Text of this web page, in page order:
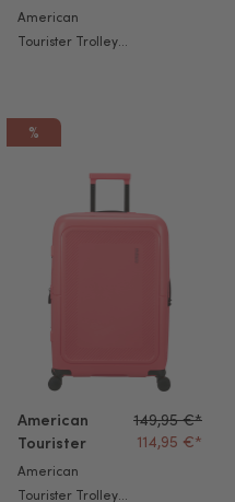
American
Tourister Trolley
S bright orange
American Tourister Trolley
%
American
Tourister
American
Tourister Trolley
149,95 €*
114,95 €*